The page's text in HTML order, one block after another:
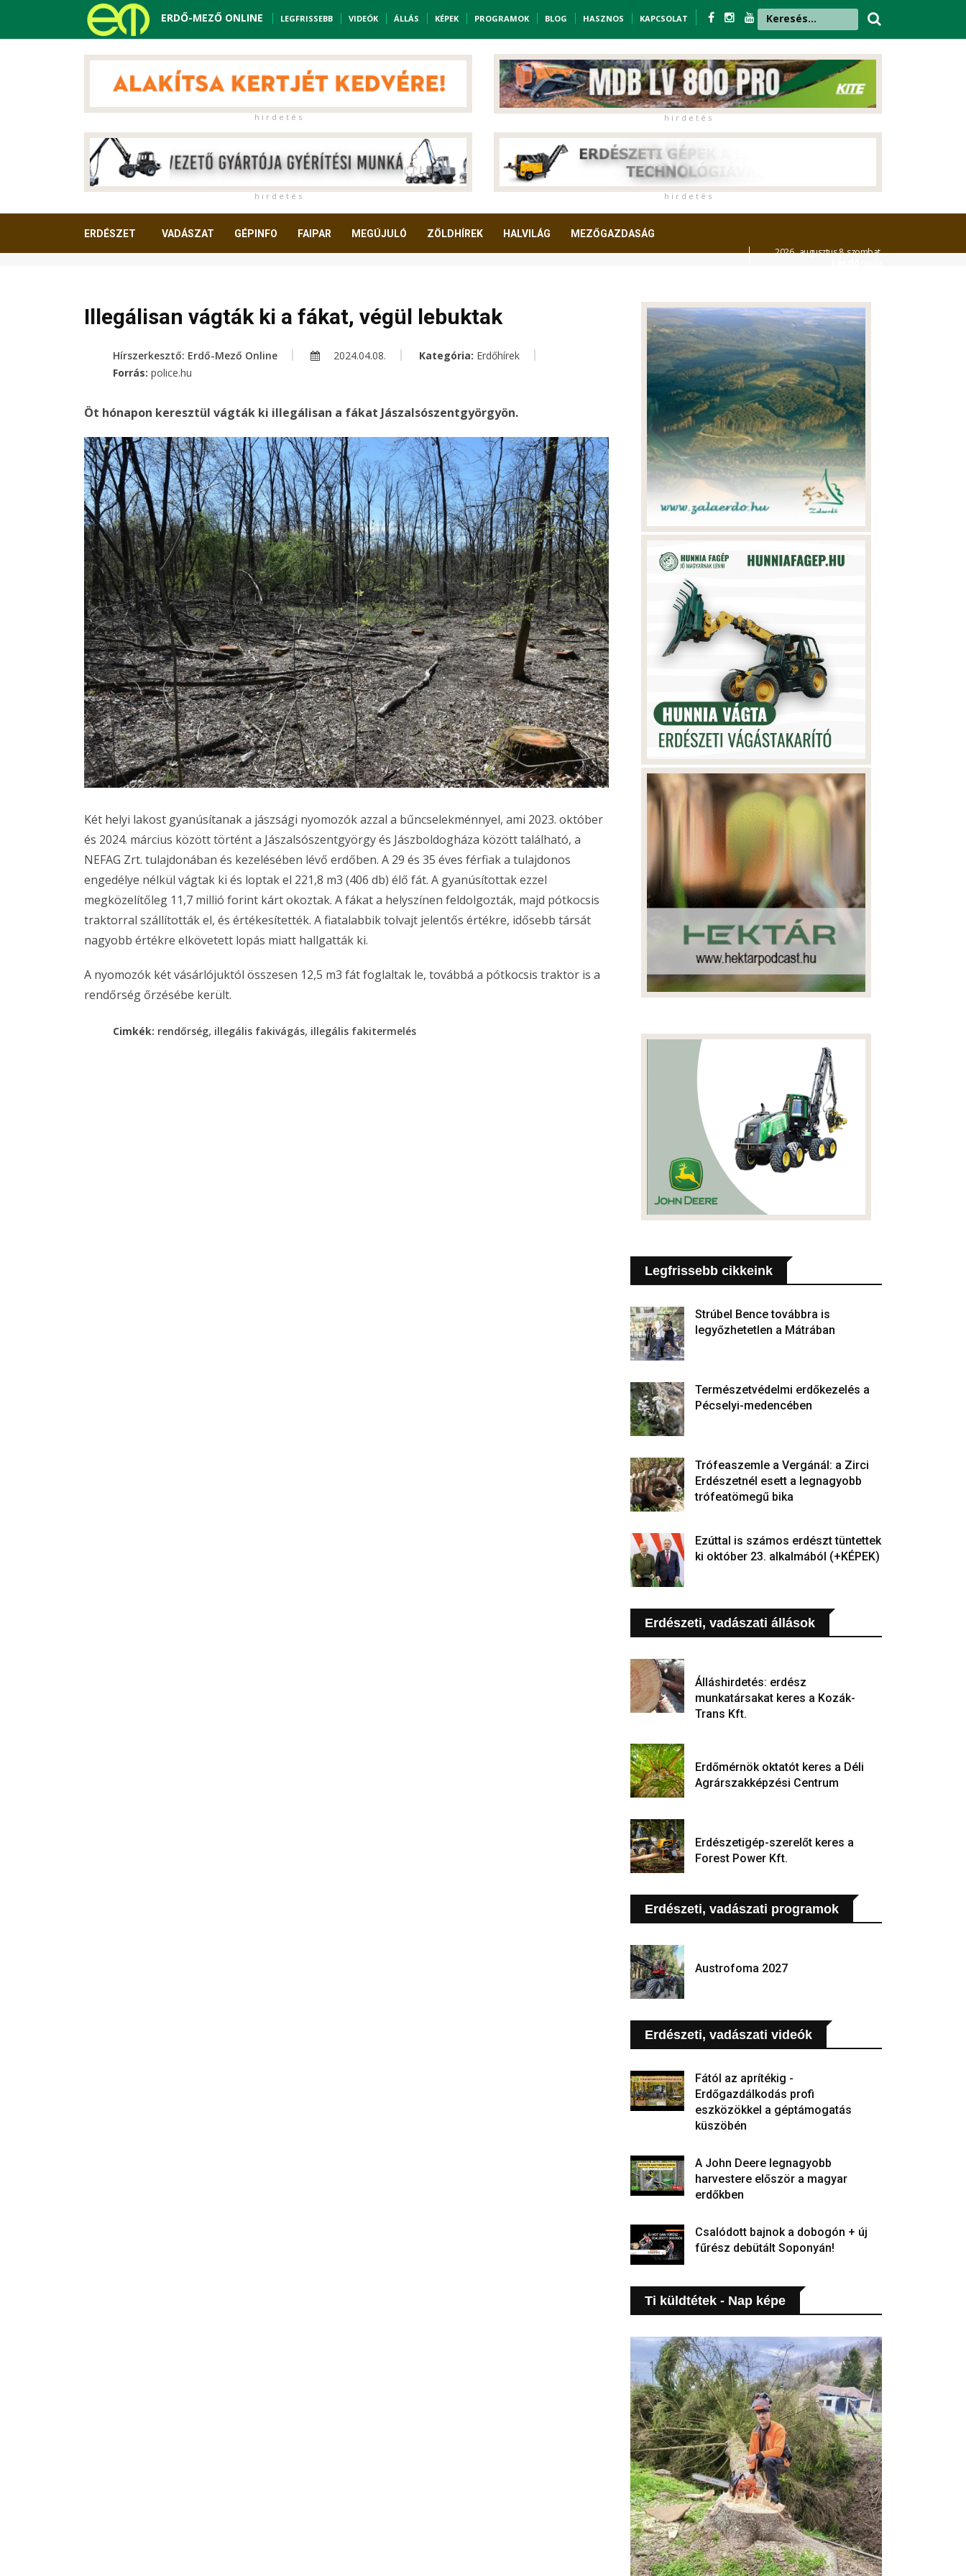
ERDŐ-MEZŐ ONLINE LEGFRISSEBB VIDEÓK ÁLLÁS KÉPEK PROGRAMOK BLOG HASZNOS KAPCSOLAT
h i r d e t é s h i r d e t é s
h i r d e t é s h i r d e t é s
ERDÉSZET VADÁSZAT GÉPINFO FAIPAR MEGÚJULÓ ZÖLDHÍREK HALVILÁG MEZŐGAZDASÁG
2026. augusztus 8. szombat,
Illegálisan vágták ki a fákat, végül lebuktak
Hírszerkesztő: Erdő-Mező Online 2024.04.08. Kategória: Erdőhírek
Forrás: police.hu
Öt hónapon keresztül vágták ki illegálisan a fákat Jászalsószentgyörgyön.
Két helyi lakost gyanúsítanak a jászsági nyomozók azzal a bűncselekménnyel, ami 2023. október
és 2024. március között történt a Jászalsószentgyörgy és Jászboldogháza között található, a
NEFAG Zrt. tulajdonában és kezelésében lévő erdőben. A 29 és 35 éves férfiak a tulajdonos
engedélye nélkül vágtak ki és loptak el 221,8 m3 (406 db) élő fát. A gyanúsítottak ezzel
megközelítőleg 11,7 millió forint kárt okoztak. A fákat a helyszínen feldolgozták, majd pótkocsis
traktorral szállították el, és értékesítették. A fiatalabbik tolvajt jelentős értékre, idősebb társát
nagyobb értékre elkövetett lopás miatt hallgatták ki.
A nyomozók két vásárlójuktól összesen 12,5 m3 fát foglaltak le, továbbá a pótkocsis traktor is a
rendőrség őrzésébe került.
Cimkék: rendőrség, illegális fakivágás, illegális fakitermelés
Legfrissebb cikkeink
Strúbel Bence továbbra is
legyőzhetetlen a Mátrában
Természetvédelmi erdőkezelés a
Pécselyi-medencében
Trófeaszemle a Vergánál: a Zirci
Erdészetnél esett a legnagyobb
trófeatömegű bika
Ezúttal is számos erdészt tüntettek
ki október 23. alkalmából (+KÉPEK)
Erdészeti, vadászati állások
Álláshirdetés: erdész
munkatársakat keres a Kozák-
Trans Kft.
Erdőmérnök oktatót keres a Déli
Agrárszakképzési Centrum
Erdészetigép-szerelőt keres a
Forest Power Kft.
Erdészeti, vadászati programok
Austrofoma 2027
Erdészeti, vadászati videók
Fától az aprítékig -
Erdőgazdálkodás profi
eszközökkel a géptámogatás
küszöbén
A John Deere legnagyobb
harvestere először a magyar
erdőkben
Csalódott bajnok a dobogón + új
fűrész debütált Soponyán!
Ti küldtétek - Nap képe